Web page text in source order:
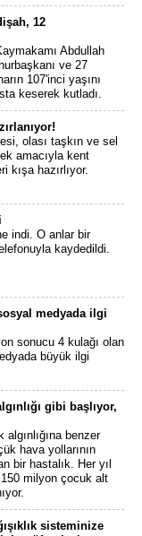
12
Abdullah
ve 27
107'inci yaşını
keserek kutladı.
olası taşkın ve sel
amacıyla kent
kışa hazırlıyor.
indi. O anlar bir
kaydedildi.
medyada ilgi
sonucu 4 kulağı olan
büyük ilgi
gibi başlıyor,
benzer
hava yollarının
bir hastalık. Her yıl
milyon çocuk alt
sisteminize